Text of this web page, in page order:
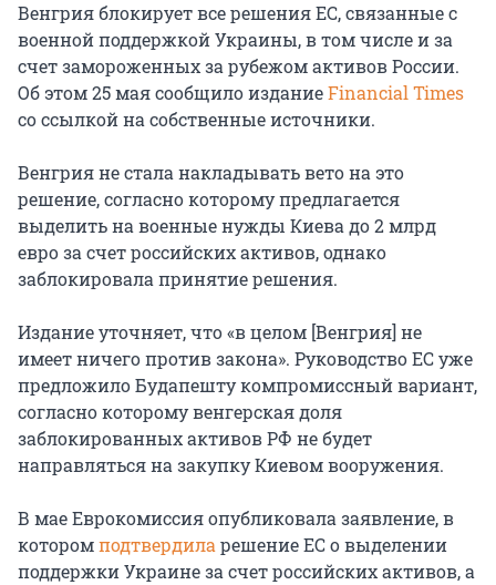
Венгрия блокирует все решения ЕС, связанные с
военной поддержкой Украины, в том числе и за
счет замороженных за рубежом активов России.
Об этом 25 мая сообщило изданиеFinancial Times
со ссылкой на собственные источники.
Венгрия не стала накладывать вето на это
решение, согласно которому предлагается
выделить на военные нужды Киева до 2 млрд
евро за счет российских активов, однако
заблокировала принятие решения.
Издание уточняет, что «в целом [Венгрия] не
имеет ничего против закона». Руководство ЕС уже
предложило Будапешту компромиссный вариант,
согласно которому венгерская доля
заблокированных активов РФ не будет
направляться на закупку Киевом вооружения.
В мае Еврокомиссия опубликовала заявление, в
которомподтвердила решение ЕС о выделении
поддержки Украине за счет российских активов, а